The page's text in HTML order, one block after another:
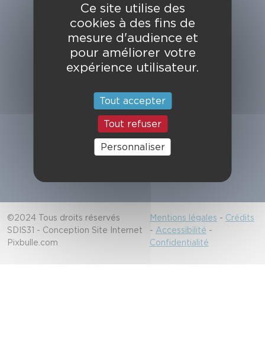
49, chemin de l'Armurié
C.S. 80123
31772 COLOMIERS CEDEX
Contactez-nous
Alerter les secours
18/112
©2024 Tous droits réservés
SDIS31 - Conception Site Internet
Pixbulle.com
Mentions légales - Crédits
- Accessibilité -
Confidentialité
Ce site utilise des
cookies à des fins de
mesure d'audience et
pour améliorer votre
expérience utilisateur.
Tout accepter
Tout refuser
Personnaliser